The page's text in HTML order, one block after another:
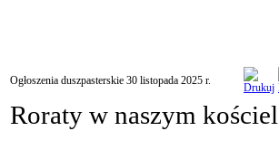
Ogłoszenia duszpasterskie 30 listopada 2025 r.
Roraty w naszym